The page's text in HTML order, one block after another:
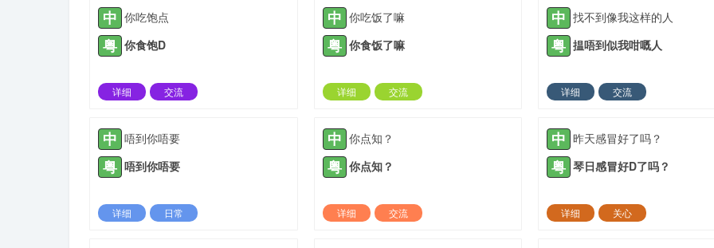
中 你吃饱点
粤 你食饱D
详细
交流
中 你吃饭了嘛
粤 你食饭了嘛
详细
交流
中 找不到像我这样的人
粤 揾唔到似我咁嘅人
详细
交流
中 唔到你唔要
粤 唔到你唔要
详细
日常
中 你点知？
粤 你点知？
详细
交流
中 昨天感冒好了吗？
粤 琴日感冒好D了吗？
详细
关心